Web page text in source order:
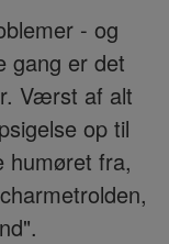
- og
gang er det
Værst af alt
op til
humøret fra,